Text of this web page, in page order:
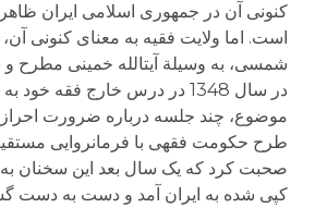
کنونی آن در جمهوری اسلامی ایران
است. اما ولایت فقیه به معنای کنونی
شمسی، به وسیلة آیت­الله خمینی مطرح و
در سال 1348 در درس خارج فقه
موضوع، چند جلسه درباره ضرورت
طرح حکومت فقهی با فرمانروایی
صحبت کرد که یک سال بعد این سخنان
کپی شده به ایران آمد و دست به دست